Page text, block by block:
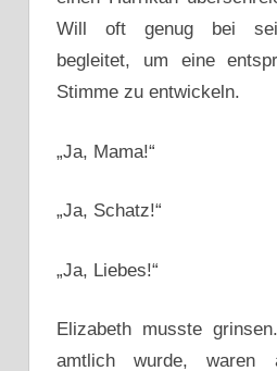
Will oft genug bei
begleitet, um eine
Stimme zu entwickeln.
„Ja, Mama!“
„Ja, Schatz!“
„Ja, Liebes!“
Elizabeth musste
amtlich wurde, waren